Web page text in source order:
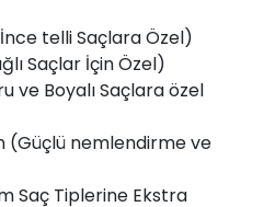
telli Saçlara Özel)
Saçlar İçin Özel)
ve Boyalı Saçlara özel
(Güçlü nemlendirme ve
Saç Tiplerine Ekstra